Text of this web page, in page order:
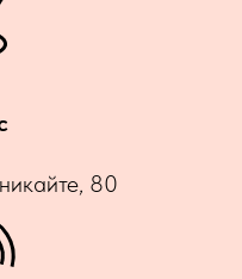
80